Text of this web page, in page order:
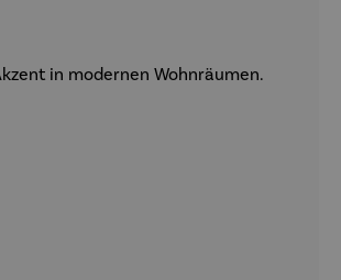
in modernen Wohnräumen.